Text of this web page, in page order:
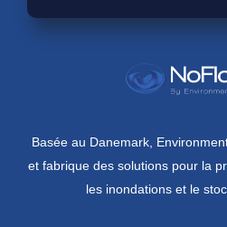
Basée au Danemark,
et fabrique des solutions pour la
les inondations et le